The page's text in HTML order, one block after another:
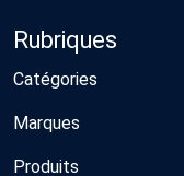
Rubriques
Catégories
Marques
Produits